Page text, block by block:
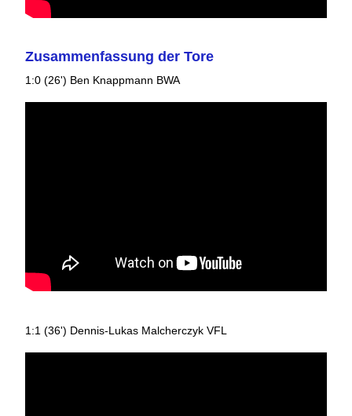
Zusammenfassung der Tore
1:0 (26') Ben Knappmann BWA
1:1 (36') Dennis-Lukas Malcherczyk VFL